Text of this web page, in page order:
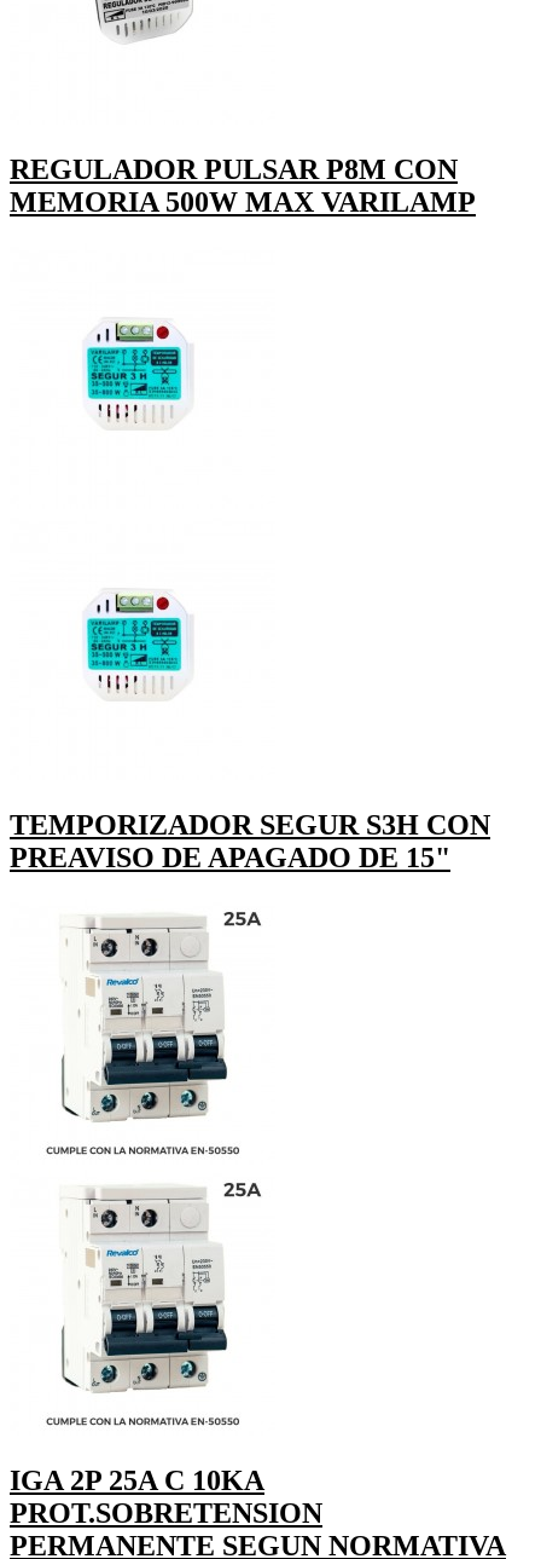
REGULADOR PULSAR P8M CON
MEMORIA 500W MAX VARILAMP
TEMPORIZADOR SEGUR S3H CON
PREAVISO DE APAGADO DE 15"
IGA 2P 25A C 10KA
PROT.SOBRETENSION
PERMANENTE SEGUN NORMATIVA